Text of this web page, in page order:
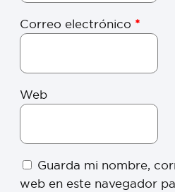
Correo electrónico *
Web
Guarda mi nombre,
web en este navegador